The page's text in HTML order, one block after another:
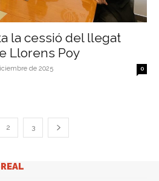
la cessió del llegat
Llorens Poy
de 2025 0
2 3